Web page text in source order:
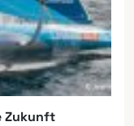
Zukunft